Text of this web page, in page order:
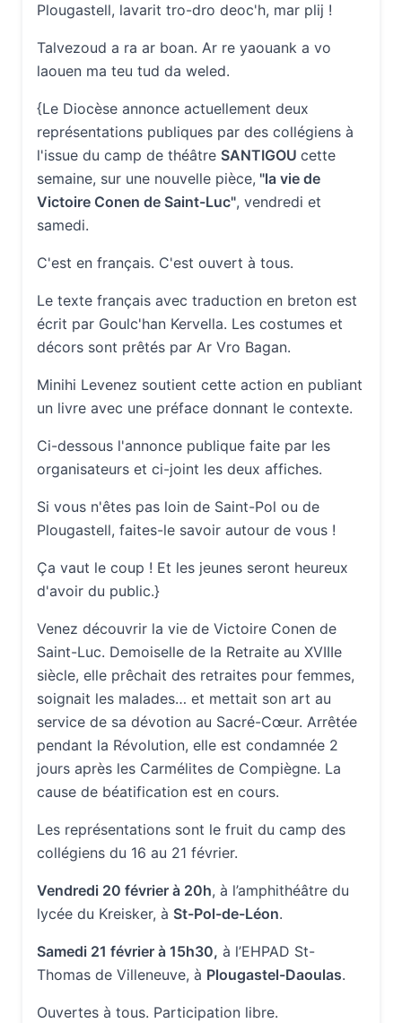
Plougastell, lavarit tro-dro deoc'h, mar plij !
Talvezoud a ra ar boan. Ar re yaouank a vo
laouen ma teu tud da weled.
{Le Diocèse annonce actuellement deux
représentations publiques par des collégiens à
l'issue du camp de théâtre SANTIGOU cette
semaine, sur une nouvelle pièce, "la vie de
Victoire Conen de Saint-Luc", vendredi et
samedi.
C'est en français. C'est ouvert à tous.
Le texte français avec traduction en breton est
écrit par Goulc'han Kervella. Les costumes et
décors sont prêtés par Ar Vro Bagan.
Minihi Levenez soutient cette action en publiant
un livre avec une préface donnant le contexte.
Ci-dessous l'annonce publique faite par les
organisateurs et ci-joint les deux affiches.
Si vous n'êtes pas loin de Saint-Pol ou de
Plougastell, faites-le savoir autour de vous !
Ça vaut le coup ! Et les jeunes seront heureux
d'avoir du public.}
Venez découvrir la vie de Victoire Conen de
Saint-Luc. Demoiselle de la Retraite au XVIIIe
siècle, elle prêchait des retraites pour femmes,
soignait les malades… et mettait son art au
service de sa dévotion au Sacré-Cœur. Arrêtée
pendant la Révolution, elle est condamnée 2
jours après les Carmélites de Compiègne. La
cause de béatification est en cours.
Les représentations sont le fruit du camp des
collégiens du 16 au 21 février.
Vendredi 20 février à 20h, à l’amphithéâtre du
lycée du Kreisker, à St-Pol-de-Léon.
Samedi 21 février à 15h30, à l’EHPAD St-
Thomas de Villeneuve, à Plougastel-Daoulas.
Ouvertes à tous. Participation libre.